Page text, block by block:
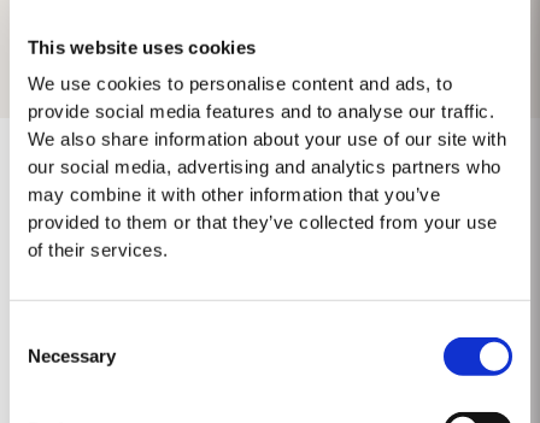
This website uses cookies
We use cookies to personalise content and ads, to
provide social media features and to analyse our traffic.
We also share information about your use of our site with
our social media, advertising and analytics partners who
may combine it with other information that you’ve
provided to them or that they’ve collected from your use
of their services.
Selection
Necessary
Não foram encontrados resultados.